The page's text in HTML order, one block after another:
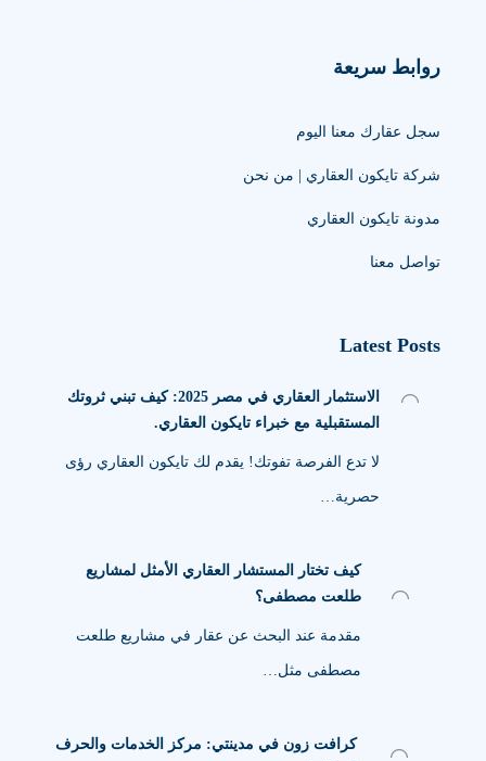
روابط سريعة
سجل عقارك معنا اليوم
شركة تايكون العقاري | من نحن
مدونة تايكون العقاري
تواصل معنا
Latest Posts
الاستثمار العقاري في مصر 2025: كيف تبني ثروتك
المستقبلية مع خبراء تايكون العقاري.
لا تدع الفرصة تفوتك! يقدم لك تايكون العقاري رؤى
حصرية…
كيف تختار المستشار العقاري الأمثل لمشاريع
طلعت مصطفى؟
مقدمة عند البحث عن عقار في مشاريع طلعت
مصطفى مثل…
كرافت زون في مدينتي: مركز الخدمات والحرف